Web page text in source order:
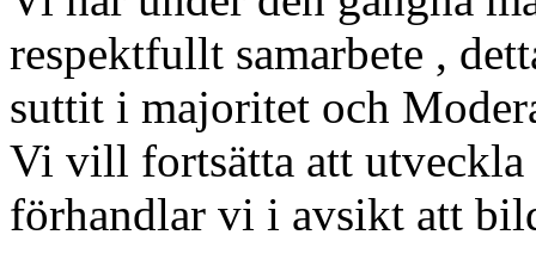
respektfullt samarbete ,
suttit i majoritet och
Vi vill fortsätta att
förhandlar vi i avsikt att